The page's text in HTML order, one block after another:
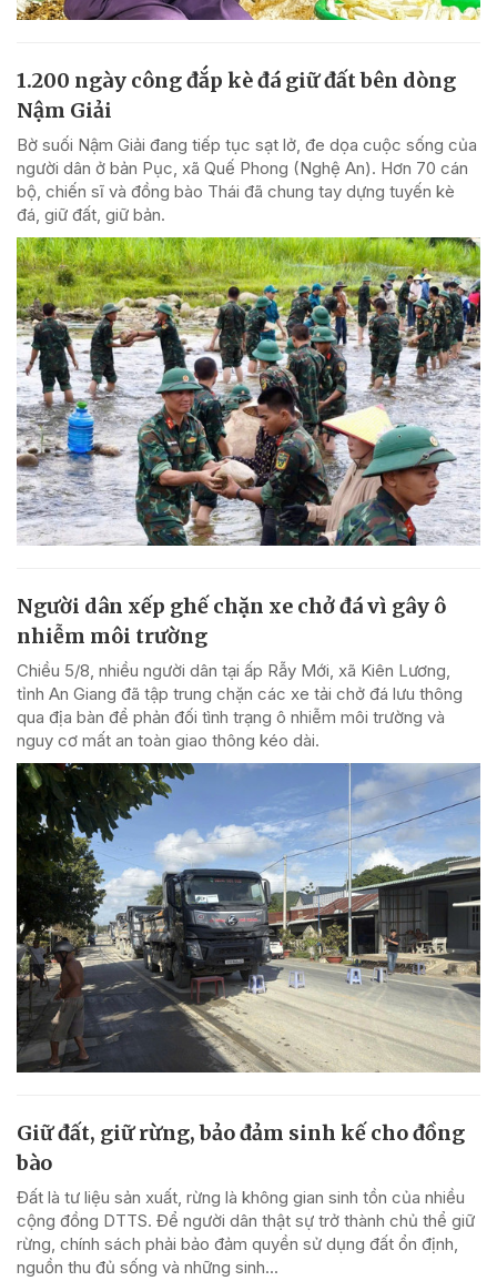
1.200 ngày công đắp kè đá giữ đất bên dòng
Nậm Giải
Bờ suối Nậm Giải đang tiếp tục sạt lở, đe dọa cuộc sống của
người dân ở bản Pục, xã Quế Phong (Nghệ An). Hơn 70 cán
bộ, chiến sĩ và đồng bào Thái đã chung tay dựng tuyến kè
đá, giữ đất, giữ bản.
Người dân xếp ghế chặn xe chở đá vì gây ô
nhiễm môi trường
Chiều 5/8, nhiều người dân tại ấp Rẫy Mới, xã Kiên Lương,
tỉnh An Giang đã tập trung chặn các xe tải chở đá lưu thông
qua địa bàn để phản đối tình trạng ô nhiễm môi trường và
nguy cơ mất an toàn giao thông kéo dài.
Giữ đất, giữ rừng, bảo đảm sinh kế cho đồng
bào
Đất là tư liệu sản xuất, rừng là không gian sinh tồn của nhiều
cộng đồng DTTS. Để người dân thật sự trở thành chủ thể giữ
rừng, chính sách phải bảo đảm quyền sử dụng đất ổn định,
nguồn thu đủ sống và những sinh...